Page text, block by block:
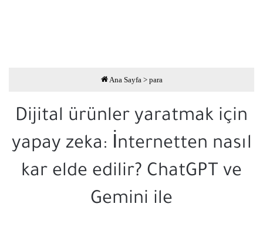
Ana Sayfa > para
Dijital ürünler yaratmak için
yapay zeka: İnternetten nasıl
kar elde edilir? ChatGPT ve
Gemini ile